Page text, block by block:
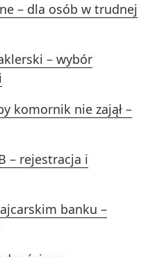
– dla osób w trudnej
– wybór
komornik nie zajął –
– rejestracja i
banku –